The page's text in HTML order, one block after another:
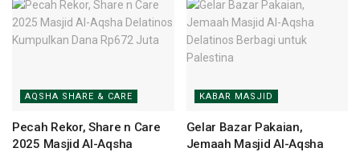
AQSHA SHARE & CARE
Pecah Rekor, Share n Care
2025 Masjid Al-Aqsha
KABAR MASJID
Gelar Bazar Pakaian,
Jemaah Masjid Al-Aqsha